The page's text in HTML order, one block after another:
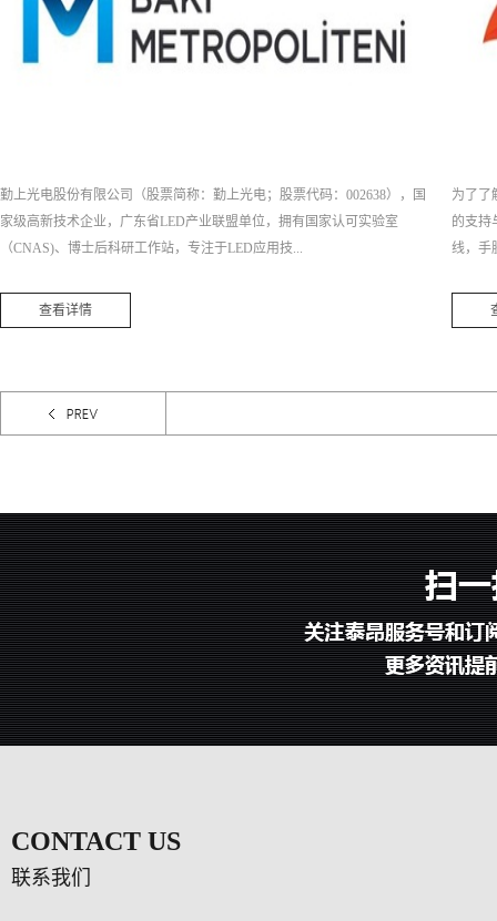
勤上光电股份有限公司（股票简称：勤上光电；股票代码：002638），国
家级高新技术企业，广东省LED产业联盟单位，拥有国家认可实验室
（CNAS)、博士后科研工作站，专注于LED应用技...
术创新、营销模式创新、商业模式创新、服务创新等，是LED户外照明、
正式在深圳证券交易所挂牌上市，成为业内首家以大功率LED为主营业务
的上市公司。
查看详情
为了了
的支持
线，手
，内容
承担货
CONTACT US
联系我们